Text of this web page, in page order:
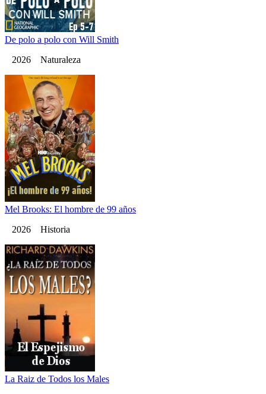
De polo a polo con Will Smith
2026 Naturaleza
Mel Brooks: El hombre de 99 años
2026 Historia
La Raiz de Todos los Males